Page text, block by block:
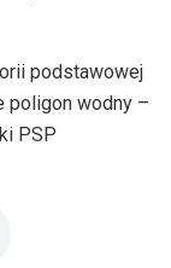
podstawowej
poligon wodny –
PSP